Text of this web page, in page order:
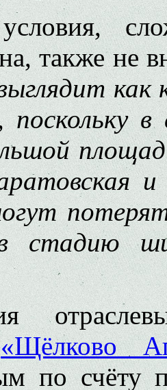
также не
как
и
стадию
«Щёлково
по счёту